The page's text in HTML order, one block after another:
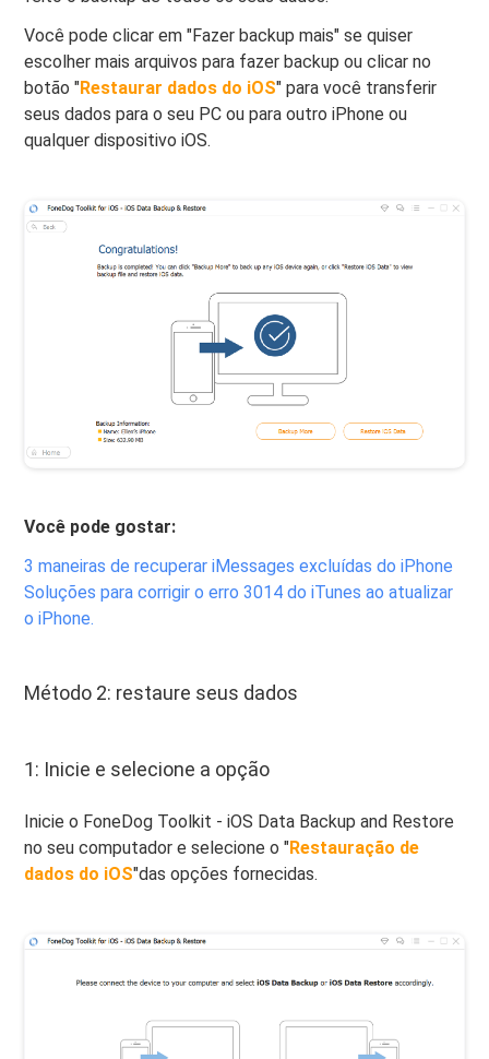
Você pode clicar em "Fazer backup mais" se quiser
escolher mais arquivos para fazer backup ou clicar no
botão "Restaurar dados do iOS" para você transferir
seus dados para o seu PC ou para outro iPhone ou
qualquer dispositivo iOS.
Você pode gostar:
3 maneiras de recuperar iMessages excluídas do iPhone
Soluções para corrigir o erro 3014 do iTunes ao atualizar
o iPhone.
Método 2: restaure seus dados
1: Inicie e selecione a opção
Inicie o FoneDog Toolkit - iOS Data Backup and Restore
no seu computador e selecione o "Restauração de
dados do iOS"das opções fornecidas.